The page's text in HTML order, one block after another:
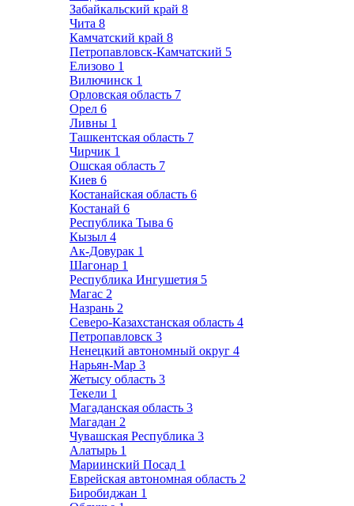
Забайкальский край 8
Чита 8
Камчатский край 8
Петропавловск-Камчатский 5
Елизово 1
Вилючинск 1
Орловская область 7
Орел 6
Ливны 1
Ташкентская область 7
Чирчик 1
Ошская область 7
Киев 6
Костанайская область 6
Костанай 6
Республика Тыва 6
Кызыл 4
Ак-Довурак 1
Шагонар 1
Республика Ингушетия 5
Магас 2
Назрань 2
Северо-Казахстанская область 4
Петропавловск 3
Ненецкий автономный округ 4
Нарьян-Мар 3
Жетысу область 3
Текели 1
Магаданская область 3
Магадан 2
Чувашская Республика 3
Алатырь 1
Мариинский Посад 1
Еврейская автономная область 2
Биробиджан 1